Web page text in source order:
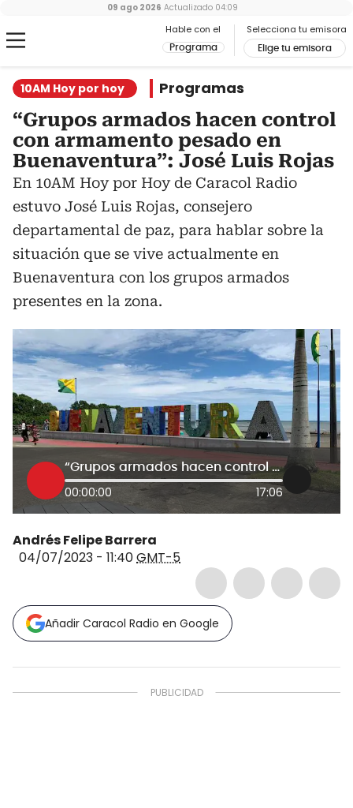
Hable con el
Programa
Selecciona tu emisora
Elige tu emisora
09 ago 2026 Actualizado 04:09
10AM Hoy por hoy Programas
“Grupos armados hacen control
con armamento pesado en
Buenaventura”: José Luis Rojas
En 10AM Hoy por Hoy de Caracol Radio
estuvo José Luis Rojas, consejero
departamental de paz, para hablar sobre la
situación que se vive actualmente en
Buenaventura con los grupos armados
presentes en la zona.
“Grupos armados hacen control con armamento pesado en Buenaventura”: José Luis Rojas
00:00:00 17:06
Andrés Felipe Barrera
04/07/2023 - 11:40GMT-5
Añadir Caracol Radio en Google